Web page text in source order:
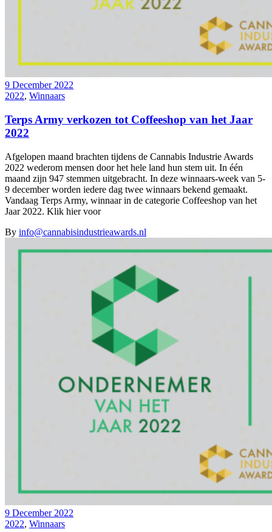
9 December 2022
2022, Winnaars
Terps Army verkozen tot Coffeeshop van het Jaar
2022
Afgelopen maand brachten tijdens de Cannabis Industrie Awards
2022 wederom mensen door het hele land hun stem uit. In één
maand zijn 947 stemmen uitgebracht. In deze winnaars-week van 5-
9 december worden iedere dag twee winnaars bekend gemaakt.
Vandaag Terps Army, winnaar in de categorie Coffeeshop van het
Jaar 2022. Klik hier voor
By info@cannabisindustrieawards.nl
9 December 2022
2022, Winnaars